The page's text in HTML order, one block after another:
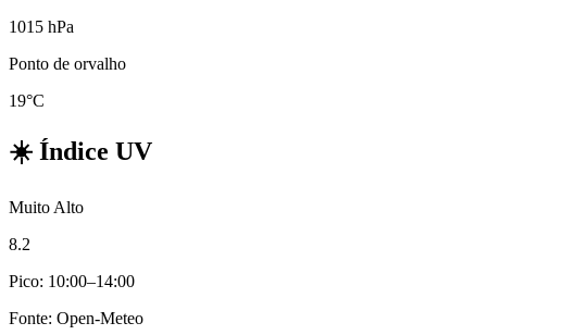
1015 hPa
Ponto de orvalho
19°C
☀️ Índice UV
Muito Alto
8.2
Pico: 10:00–14:00
Fonte: Open-Meteo